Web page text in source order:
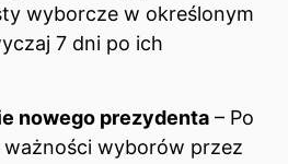
wyborcze w określonym
7 dni po ich
nowego prezydenta – Po
wyborów przez